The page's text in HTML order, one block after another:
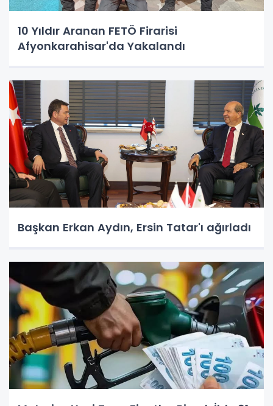
10 Yıldır Aranan FETÖ Firarisi
Afyonkarahisar'da Yakalandı
Başkan Erkan Aydın, Ersin Tatar'ı ağırladı